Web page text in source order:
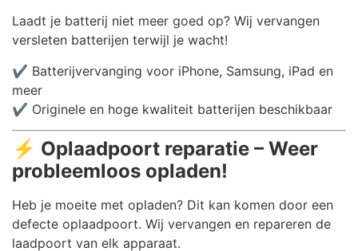
Laadt je batterij niet meer goed op? Wij vervangen
versleten batterijen terwijl je wacht!
✔️ Batterijvervanging voor iPhone, Samsung, iPad en
meer
✔️ Originele en hoge kwaliteit batterijen beschikbaar
⚡ Oplaadpoort reparatie – Weer
probleemloos opladen!
Heb je moeite met opladen? Dit kan komen door een
defecte oplaadpoort. Wij vervangen en repareren de
laadpoort van elk apparaat.